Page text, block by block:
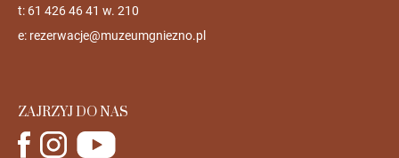
t: 61 426 46 41 w. 210
e: rezerwacje@muzeumgniezno.pl
ZAJRZYJ DO NAS